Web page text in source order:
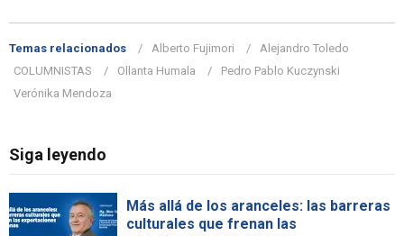
Temas relacionados Alberto Fujimori
Alejandro Toledo
COLUMNISTAS
Ollanta Humala
Pedro Pablo Kuczynski
Verónika Mendoza
Siga leyendo
Más allá de los aranceles: las barreras
culturales que frenan las